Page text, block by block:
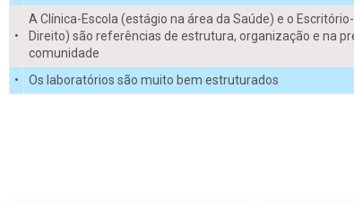
•
A Clínica-Escola (estágio na área da Saúde) e o
Direito) são referências de estrutura, organização e na
comunidade
•
Os laboratórios são muito bem estruturados